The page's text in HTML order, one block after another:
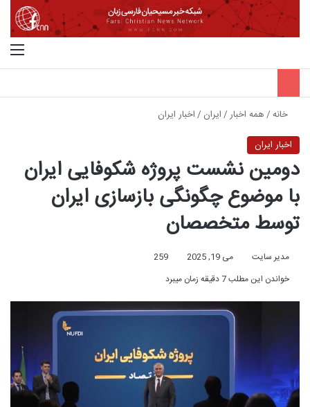
خانه/همه اخبار/ایران /اخبار ایران
اخبار ایران
دومین نشست پروژه شکوفایی ایران
با موضوع چگونگی بازسازی ایران
توسط متخصصان
مدیر سایت می 19, 2025
259
خواندن این مطلب 7 دقیقه زمان میبرد